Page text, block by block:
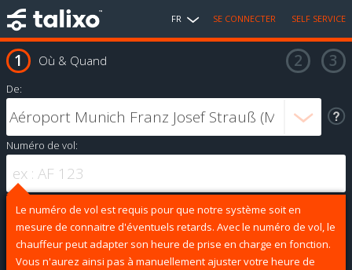
FR SE CONNECTER SELF SERVICE
Où & Quand
De:
Numéro de vol:
Le numéro de vol est requis pour que notre système soit en
mesure de connaitre d'éventuels retards. Avec le numéro de vol, le
chauffeur peut adapter son heure de prise en charge en fonction.
Vous n'aurez ainsi pas à manuellement ajuster votre heure de